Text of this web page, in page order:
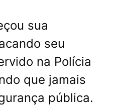
sua
seu
na Polícia
que jamais
pública.